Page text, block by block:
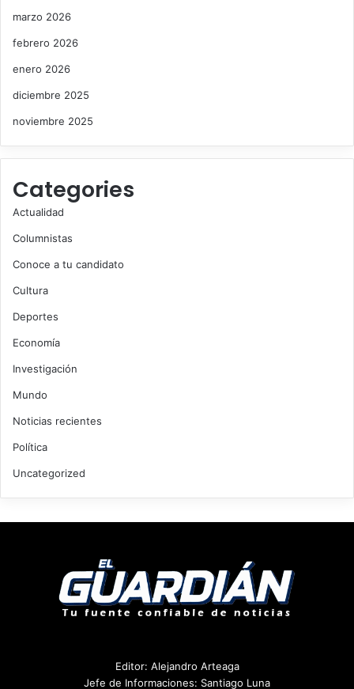
marzo 2026
febrero 2026
enero 2026
diciembre 2025
noviembre 2025
Categories
Actualidad
Columnistas
Conoce a tu candidato
Cultura
Deportes
Economía
Investigación
Mundo
Noticias recientes
Política
Uncategorized
Editor: Alejandro Arteaga
Jefe de Informaciones: Santiago Luna